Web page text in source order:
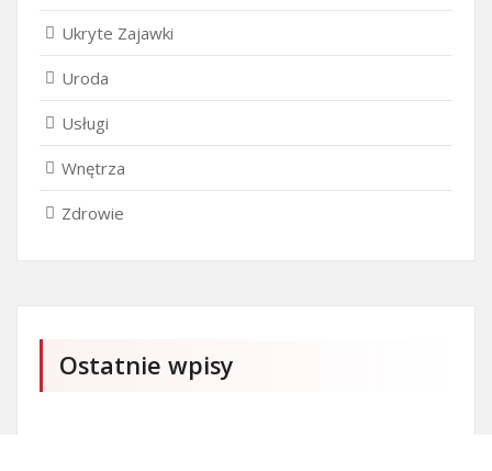
Ukryte Zajawki
Uroda
Usługi
Wnętrza
Zdrowie
Ostatnie wpisy